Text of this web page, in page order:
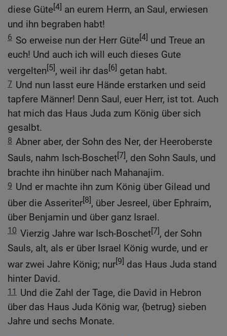
diese Güte[4] an eurem Herrn, an Saul, erwiesen
und ihn begraben habt!
6 So erweise nun der Herr Güte[4] und Treue an
euch! Und auch ich will euch dieses Gute
vergelten[5], weil ihr das[6] getan habt.
7 Und nun lasst eure Hände erstarken und seid
tapfere Männer! Denn Saul, euer Herr, ist tot. Auch
hat mich das Haus Juda zum König über sich
gesalbt.
8 Abner aber, der Sohn des Ner, der Heeroberste
Sauls, nahm Isch-Boschet[7], den Sohn Sauls, und
brachte ihn hinüber nach Mahanajim.
9 Und er machte ihn zum König über Gilead und
über die Asseriter[8], über Jesreel, über Ephraim,
über Benjamin und über ganz Israel.
10 Vierzig Jahre war Isch-Boschet[7], der Sohn
Sauls, alt, als er über Israel König wurde, und er
war zwei Jahre König; nur[9] das Haus Juda stand
hinter David.
11 Und die Zahl der Tage, die David in Hebron
über das Haus Juda König war, {betrug} sieben
Jahre und sechs Monate.